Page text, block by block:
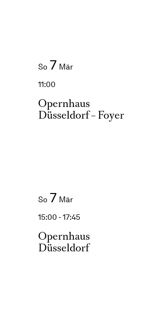
So 7 Mär
11:00
Opernhaus
Düsseldorf – Foyer
So 7 Mär
15:00 - 17:45
Opernhaus
Düsseldorf